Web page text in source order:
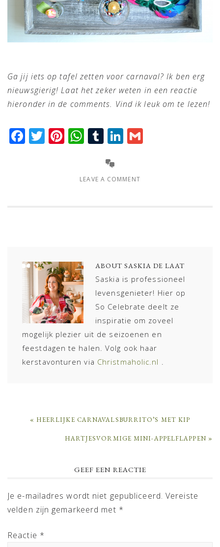
Ga jij iets op tafel zetten voor carnaval? Ik ben erg
nieuwsgierig! Laat het zeker weten in een reactie
hieronder in de comments. Vind ik leuk om te lezen!
Facebook
Twitter
Pinterest
WhatsApp
TumblrLinkedIn
LEAVE A COMMENT
ABOUT SASKIA DE LAAT
Saskia is professioneel
levensgenieter! Hier op
So Celebrate deelt ze
inspiratie om zoveel
mogelijk plezier uit de seizoenen en
feestdagen te halen. Volg ook haar
kerstavonturen via Christmaholic.nl
PREVIOUS
« HEERLIJKE CARNAVALSBURRITO’S MET KIP
NEXT
HARTJESVORMIGE MINI-APPELFLAPPEN »
INTERACTIONS
GEEF EEN REACTIE
Je e-mailadres wordt niet gepubliceerd. Vereiste
velden zijn gemarkeerd met *
Reactie *